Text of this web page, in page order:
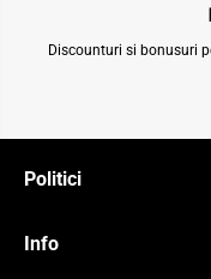
Discounturi si bonusuri
Politici
Info